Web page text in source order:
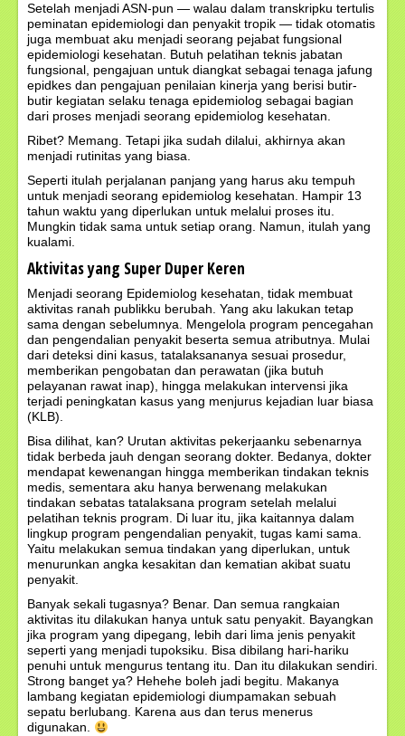
Setelah menjadi ASN-pun — walau dalam transkripku tertulis
peminatan epidemiologi dan penyakit tropik — tidak otomatis
juga membuat aku menjadi seorang pejabat fungsional
epidemiologi kesehatan. Butuh pelatihan teknis jabatan
fungsional, pengajuan untuk diangkat sebagai tenaga jafung
epidkes dan pengajuan penilaian kinerja yang berisi butir-
butir kegiatan selaku tenaga epidemiolog sebagai bagian
dari proses menjadi seorang epidemiolog kesehatan.
Ribet? Memang. Tetapi jika sudah dilalui, akhirnya akan
menjadi rutinitas yang biasa.
Seperti itulah perjalanan panjang yang harus aku tempuh
untuk menjadi seorang epidemiolog kesehatan. Hampir 13
tahun waktu yang diperlukan untuk melalui proses itu.
Mungkin tidak sama untuk setiap orang. Namun, itulah yang
kualami.
Aktivitas yang Super Duper Keren
Menjadi seorang Epidemiolog kesehatan, tidak membuat
aktivitas ranah publikku berubah. Yang aku lakukan tetap
sama dengan sebelumnya. Mengelola program pencegahan
dan pengendalian penyakit beserta semua atributnya. Mulai
dari deteksi dini kasus, tatalaksananya sesuai prosedur,
memberikan pengobatan dan perawatan (jika butuh
pelayanan rawat inap), hingga melakukan intervensi jika
terjadi peningkatan kasus yang menjurus kejadian luar biasa
(KLB).
Bisa dilihat, kan? Urutan aktivitas pekerjaanku sebenarnya
tidak berbeda jauh dengan seorang dokter. Bedanya, dokter
mendapat kewenangan hingga memberikan tindakan teknis
medis, sementara aku hanya berwenang melakukan
tindakan sebatas tatalaksana program setelah melalui
pelatihan teknis program. Di luar itu, jika kaitannya dalam
lingkup program pengendalian penyakit, tugas kami sama.
Yaitu melakukan semua tindakan yang diperlukan, untuk
menurunkan angka kesakitan dan kematian akibat suatu
penyakit.
Banyak sekali tugasnya? Benar. Dan semua rangkaian
aktivitas itu dilakukan hanya untuk satu penyakit. Bayangkan
jika program yang dipegang, lebih dari lima jenis penyakit
seperti yang menjadi tupoksiku. Bisa dibilang hari-hariku
penuhi untuk mengurus tentang itu. Dan itu dilakukan sendiri.
Strong banget ya? Hehehe boleh jadi begitu. Makanya
lambang kegiatan epidemiologi diumpamakan sebuah
sepatu berlubang. Karena aus dan terus menerus
digunakan.